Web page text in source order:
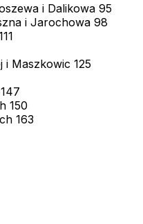
i Dalikowa 95
i Jarochowa 98
i Maszkowic 125
150
163